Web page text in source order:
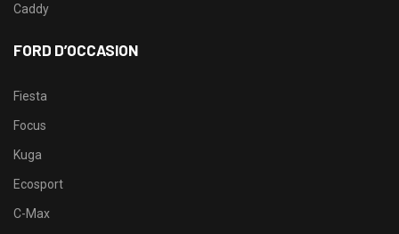
Caddy
FORD D’OCCASION
Fiesta
Focus
Kuga
Ecosport
C-Max